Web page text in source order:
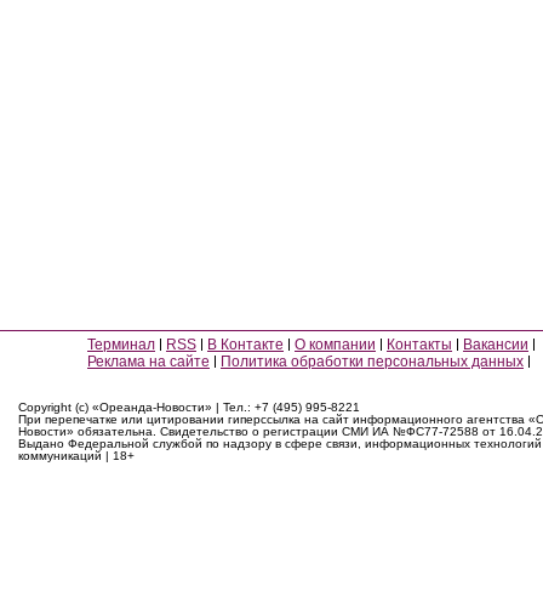
Терминал RSS В Контакте О компании Контакты
Вакансии
Реклама на сайте
Политика обработки персональных данных
Copyright (c) «Ореанда-Новости» | Тел.: +7 (495) 995-8221
При перепечатке или цитировании гиперссылка на сайт информационного агентства
Новости» обязательна. Свидетельство о регистрации СМИ ИА №ФС77-72588 от
Выдано Федеральной службой по надзору в сфере связи, информационных
коммуникаций | 18+